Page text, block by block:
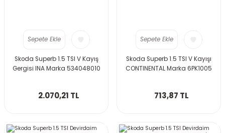
Sepete Ekle
Skoda Superb 1.5 TSI V Kayış
Gergisi INA Marka 534048010
2.070,21 TL
Sepete Ekle
Skoda Superb 1.5 TSI V Kayışı
CONTINENTAL Marka 6PK1005
713,87 TL